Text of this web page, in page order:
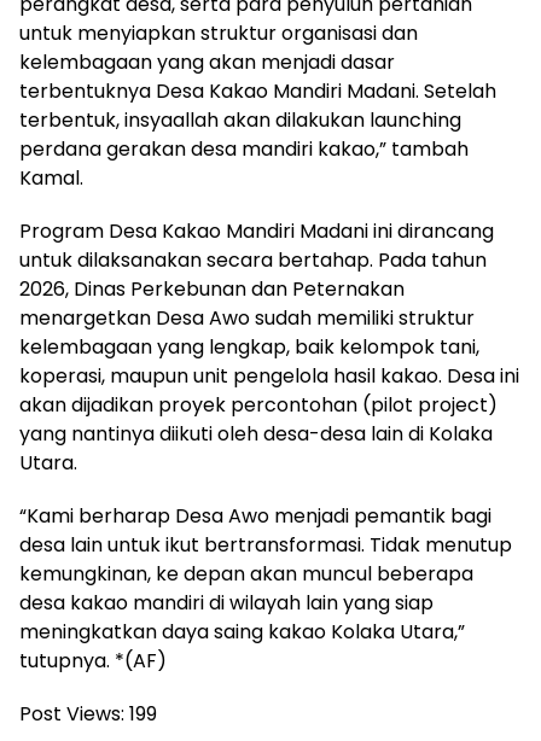
untuk menyiapkan struktur organisasi dan
kelembagaan yang akan menjadi dasar
terbentuknya Desa Kakao Mandiri Madani. Setelah
terbentuk, insyaallah akan dilakukan launching
perdana gerakan desa mandiri kakao,” tambah
Kamal.
Program Desa Kakao Mandiri Madani ini dirancang
untuk dilaksanakan secara bertahap. Pada tahun
2026, Dinas Perkebunan dan Peternakan
menargetkan Desa Awo sudah memiliki struktur
kelembagaan yang lengkap, baik kelompok tani,
koperasi, maupun unit pengelola hasil kakao. Desa ini
akan dijadikan proyek percontohan (pilot project)
yang nantinya diikuti oleh desa-desa lain di Kolaka
Utara.
“Kami berharap Desa Awo menjadi pemantik bagi
desa lain untuk ikut bertransformasi. Tidak menutup
kemungkinan, ke depan akan muncul beberapa
desa kakao mandiri di wilayah lain yang siap
meningkatkan daya saing kakao Kolaka Utara,”
tutupnya. *(AF)
Post Views: 199